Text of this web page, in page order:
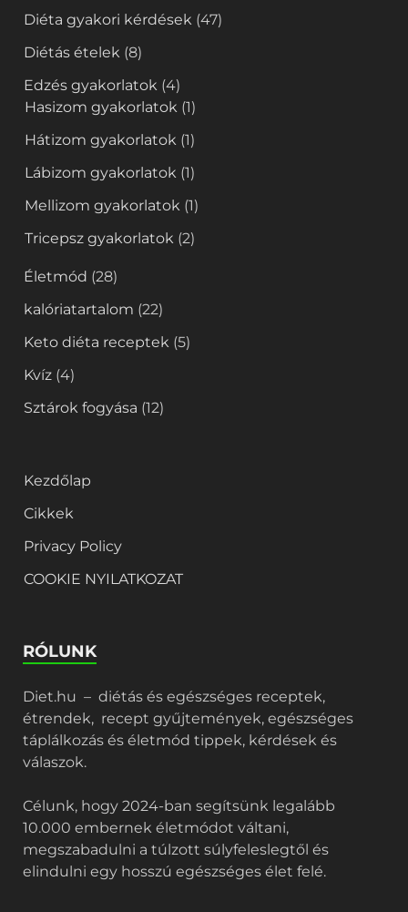
Diéta gyakori kérdések (47)
Diétás ételek (8)
Edzés gyakorlatok (4)
Hasizom gyakorlatok (1)
Hátizom gyakorlatok (1)
Lábizom gyakorlatok (1)
Mellizom gyakorlatok (1)
Tricepsz gyakorlatok (2)
Életmód (28)
kalóriatartalom (22)
Keto diéta receptek (5)
Kvíz (4)
Sztárok fogyása (12)
Kezdőlap
Cikkek
Privacy Policy
COOKIE NYILATKOZAT
RÓLUNK
Diet.hu – diétás és egészséges receptek,
étrendek, recept gyűjtemények, egészséges
táplálkozás és életmód tippek, kérdések és
válaszok.
Célunk, hogy 2024-ban segítsünk legalább
10.000 embernek életmódot váltani,
megszabadulni a túlzott súlyfeleslegtől és
elindulni egy hosszú egészséges élet felé.